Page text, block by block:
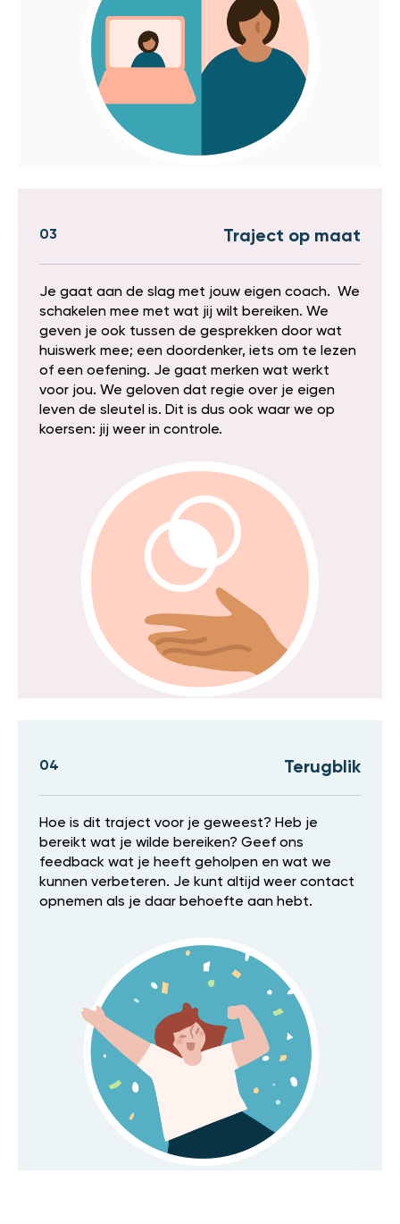
03 Traject op maat
Je gaat aan de slag met jouw eigen coach. We
schakelen mee met wat jij wilt bereiken. We
geven je ook tussen de gesprekken door wat
huiswerk mee; een doordenker, iets om te lezen
of een oefening. Je gaat merken wat werkt
voor jou. We geloven dat regie over je eigen
leven de sleutel is. Dit is dus ook waar we op
koersen: jij weer in controle.
04 Terugblik
Hoe is dit traject voor je geweest? Heb je
bereikt wat je wilde bereiken? Geef ons
feedback wat je heeft geholpen en wat we
kunnen verbeteren. Je kunt altijd weer contact
opnemen als je daar behoefte aan hebt.